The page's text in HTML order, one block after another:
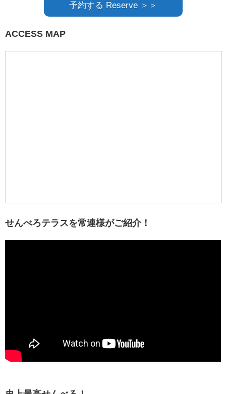
予約する Reserve ＞＞
ACCESS MAP
せんべろテラスを常連様がご紹介！